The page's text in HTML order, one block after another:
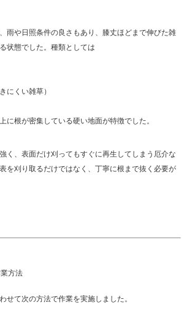
雨や日照条件の良さもあり、膝丈ほどまで伸びた雑
状態でした。種類としては
にくい雑草）
に根が密集している硬い地面が特徴でした。
く、表面だけ刈ってもすぐに再生してしまう厄介な
を刈り取るだけではなく、丁寧に根まで抜く必要が
方法
せて次の方法で作業を実施しました。